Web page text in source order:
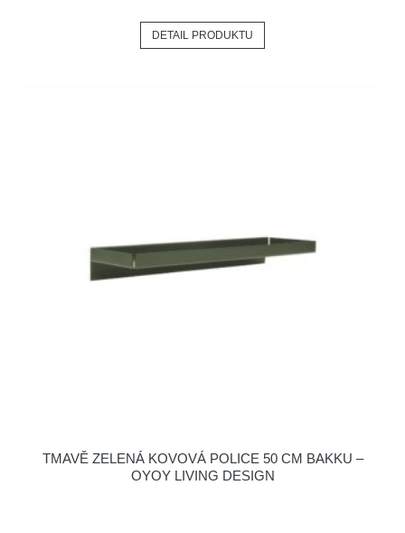
DETAIL PRODUKTU
TMAVĚ ZELENÁ KOVOVÁ POLICE 50 CM BAKKU –
OYOY LIVING DESIGN